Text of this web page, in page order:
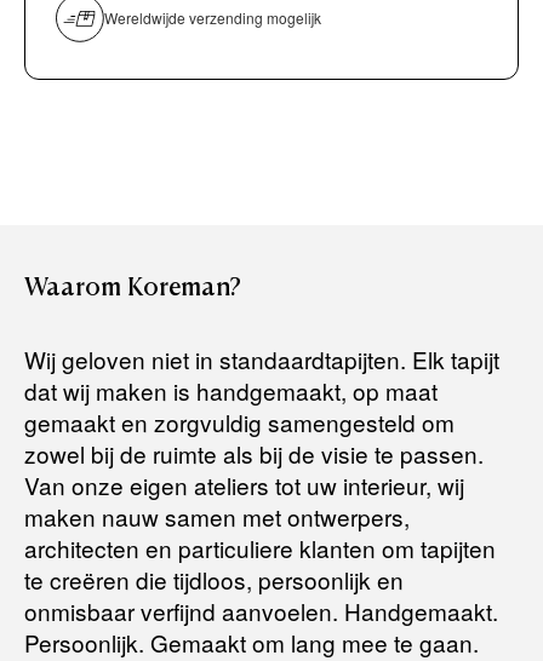
overmaken)
Bancontact / Mister Cash
aankoopbedrag zo snel mogelijk terug, maar uiterlijkbinnen 14
dagen na herroeping .
Voor meer informatie kunt u terecht op:
Terugbetalingsbeleid
Wereldwijde verzending mogelijk
Waarom Koreman?
Wij geloven niet in standaardtapijten. Elk tapijt
dat wij maken is handgemaakt, op maat
gemaakt en zorgvuldig samengesteld om
zowel bij de ruimte als bij de visie te passen.
Van onze eigen ateliers tot uw interieur, wij
maken nauw samen met ontwerpers,
architecten en particuliere klanten om tapijten
te creëren die tijdloos, persoonlijk en
onmisbaar verfijnd aanvoelen. Handgemaakt.
Persoonlijk. Gemaakt om lang mee te gaan.